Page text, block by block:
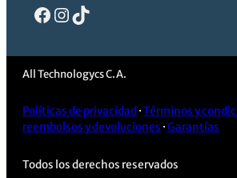
Facebook
Instagram
TikTok
All Technologycs C.A.
Políticas de privacidad ·Términos y
reembolsos y devoluciones ·Garantías
Todos los derechos reservados